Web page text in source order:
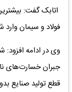
اتابک گفت:
فولاد و سیمان
وی در ادامه
جبران خسارت‌های
قطع تولید صنایع